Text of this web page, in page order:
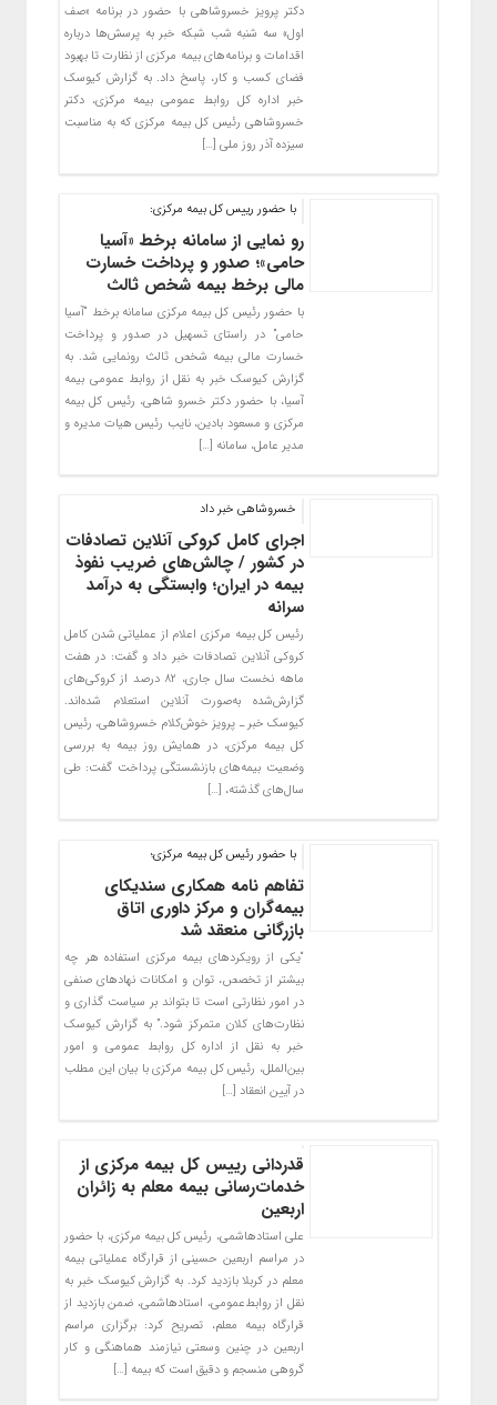
دکتر پرویز خسروشاهی با حضور در برنامه «صف
اول» سه شنبه شب شبکه خبر به پرسش‌ها درباره
اقدامات و برنامه‌های بیمه مرکزی از نظارت تا بهبود
فضای کسب و کار، پاسخ داد. به گزارش کیوسک
خبر اداره کل روابط عمومی بیمه مرکزی، دکتر
خسروشاهی رئیس کل بیمه مرکزی که به مناسبت
سیزده آذر روز ملی […]
با حضور رییس کل بیمه مرکزی:
رو نمایی از سامانه برخط «آسیا
حامی»؛ صدور و پرداخت خسارت
مالی برخط بیمه شخص ثالث
با حضور رئیس کل بیمه مرکزی سامانه برخط “آسیا
حامی” در راستای تسهیل در صدور و پرداخت
خسارت مالی بیمه شخص ثالث رونمایی شد. به
گزارش کیوسک خبر به نقل از روابط عمومی بیمه
آسیا، با حضور دکتر خسرو شاهی، رئیس کل بیمه
مرکزی و مسعود بادین، نایب رئیس هیات مدیره و
مدیر عامل، سامانه […]
خسروشاهی خبر داد
اجرای کامل کروکی آنلاین تصادفات
در کشور / چالش‌های ضریب نفوذ
بیمه در ایران؛ وابستگی به درآمد
سرانه
رئیس کل بیمه مرکزی اعلام از عملیاتی شدن کامل
کروکی آنلاین تصادفات خبر داد و گفت: در هفت
ماهه نخست سال جاری، ۸۲ درصد از کروکی‌های
گزارش‌شده به‌صورت آنلاین استعلام شده‌اند.
کیوسک خبر ـ پرویز خوش‌کلام خسروشاهی، رئیس
کل بیمه مرکزی، در همایش روز بیمه به بررسی
وضعیت بیمه‌های بازنشستگی پرداخت گفت: طی
سال‌های گذشته، […]
با حضور رئیس کل بیمه مرکزی؛
تفاهم نامه همکاری سندیکای
بیمه‌گران و مرکز داوری اتاق
بازرگانی منعقد شد
“یکی از رویکردهای بیمه مرکزی استفاده هر چه
بیشتر از تخصص، توان و امکانات نهادهای صنفی
در امور نظارتی است تا بتواند بر سیاست گذاری و
نظارت‌های کلان متمرکز شود.” به گزارش کیوسک
خبر به نقل از اداره کل روابط عمومی و امور
بین‌الملل، رئیس کل بیمه مرکزی با بیان این مطلب
در آیین انعقاد […]
قدردانی رییس کل بیمه مرکزی‌ از
خدمات‌رسانی بیمه معلم به زائران
اربعین
علی استادهاشمی، رئیس کل بیمه مرکزی، با حضور
در مراسم اربعین حسینی از قرارگاه‌ عملیاتی بیمه
معلم در کربلا بازدید کرد. به گزارش کیوسک خبر به
نقل از روابط‌عمومی، استادهاشمی، ضمن بازدید از
قرارگاه‌ بیمه معلم، تصریح کرد: برگزاری مراسم
اربعین در چنین وسعتی نیازمند هماهنگی و کار
گروهی منسجم و دقیق است که بیمه […]